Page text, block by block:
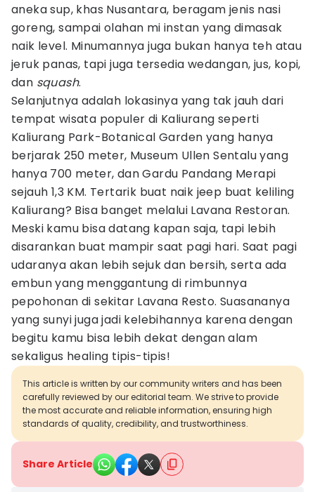
aneka sup, khas Nusantara, beragam jenis nasi
goreng, sampai olahan mi instan yang dimasak
naik level. Minumannya juga bukan hanya teh atau
jeruk panas, tapi juga tersedia wedangan, jus, kopi,
dan squash.
Selanjutnya adalah lokasinya yang tak jauh dari
tempat wisata populer di Kaliurang seperti
Kaliurang Park-Botanical Garden yang hanya
berjarak 250 meter, Museum Ullen Sentalu yang
hanya 700 meter, dan Gardu Pandang Merapi
sejauh 1,3 KM. Tertarik buat naik jeep buat keliling
Kaliurang? Bisa banget melalui Lavana Restoran.
Meski kamu bisa datang kapan saja, tapi lebih
disarankan buat mampir saat pagi hari. Saat pagi
udaranya akan lebih sejuk dan bersih, serta ada
embun yang menggantung di rimbunnya
pepohonan di sekitar Lavana Resto. Suasananya
yang sunyi juga jadi kelebihannya karena dengan
begitu kamu bisa lebih dekat dengan alam
sekaligus healing tipis-tipis!
This article is written by our community writers and has been
carefully reviewed by our editorial team. We strive to provide
the most accurate and reliable information, ensuring high
standards of quality, credibility, and trustworthiness.
Share Article